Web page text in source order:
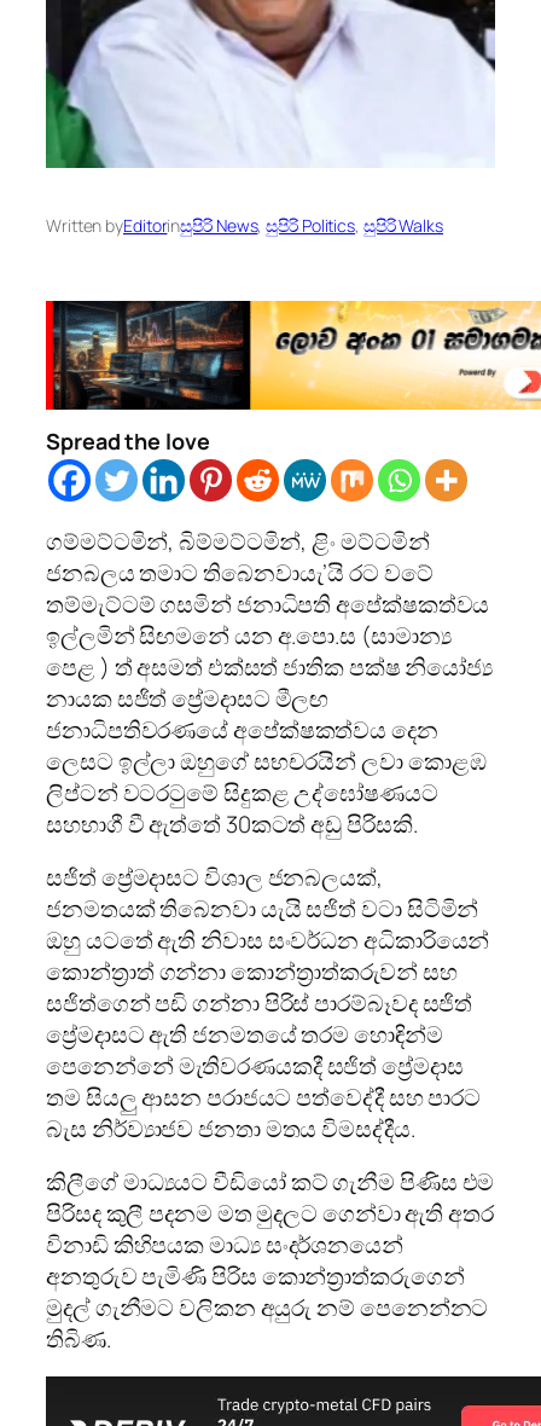
Written byEditorinසුපිරි News, සුපිරි Politics, සුපිරි Walks
Spread the love
ගම්මට්ටමින්, බිම්මට්ටමින්, ළිං මට්ටමින්
ජනබලය තමාට තිබෙනවායැ’යි රට වටේ
තම්මැට්ටම් ගසමින් ජනාධිපති අපේක්ෂකත්වය
ඉල්ලමින් සිඟමනේ යන අ.පො.ස (සාමාන්‍ය
පෙළ ) ත් අසමත් එක්සත් ජාතික පක්ෂ නියෝජ්‍ය
නායක සජිත් ප්‍රේමදාසට මීලඟ
ජනාධිපතිවරණයේ අපේක්ෂකත්වය දෙන
ලෙසට ඉල්ලා ඔහුගේ සභචරයින් ලවා කොළඹ
ලිප්ටන් වටරටුමේ සිදුකළ උද්ඝෝෂණයට
සහභාගී වී ඇත්තේ 30කටත් අඩු පිරිසකි.
සජිත් ප්‍රේමදාසට විශාල ජනබලයක්,
ජනමතයක් තිබෙනවා යැයි සජිත් වටා සිටිමින්
ඔහු යටතේ ඇති නිවාස සංවර්ධන අධිකාරියෙන්
කොන්ත්‍රාත් ගන්නා කොන්ත්‍රාත්කරුවන් සහ
සජිත්ගෙන් පඩි ගන්නා පිරිස් පාරම්බෑවද සජිත්
ප්‍රේමදාසට ඇති ජනමතයේ තරම හොඳින්ම
පෙනෙන්නේ මැතිවරණයකදී සජිත් ප්‍රේමදාස
තම සියලු ආසන පරාජයට පත්වෙද්දී සහ පාරට
බැස නිර්ව්‍යාජව ජනතා මතය විමසද්දීය.
කිලීගේ මාධ්‍යයට වීඩියෝ කට් ගැනීම පිණිස එම
පිරිසද කුලී පදනම මත මුදලට ගෙන්වා ඇති අතර
විනාඩි කිහිපයක මාධ්‍ය සංදර්ශනයෙන්
අනතුරුව පැමිණි පිරිස කොන්ත්‍රාත්කරුගෙන්
මුදල් ගැනීමට වලිකන අයුරු නම් පෙනෙන්නට
තිබිණ.